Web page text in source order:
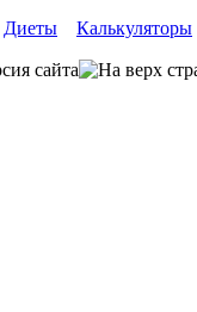
Диеты Калькуляторы